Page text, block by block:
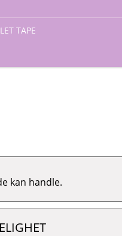
TAPE
kan handle.